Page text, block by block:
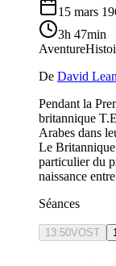
15 mars
3h 47min
Aventure
De David
Pendant la
britannique
Arabes dans
Le Britannique
particulier du
naissance
Séances
13:50VOST